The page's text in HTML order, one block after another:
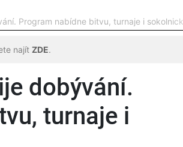
Program nabídne bitvu, turnaje i
najít ZDE.
dobývání.
turnaje i